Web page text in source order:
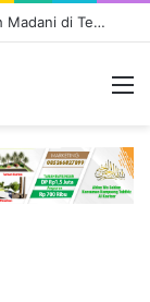
Rutinitas Jum’at Berkah PT.Potensi Berkah Madani di Tebo, Salurkan Bantuan ke Masyarakat